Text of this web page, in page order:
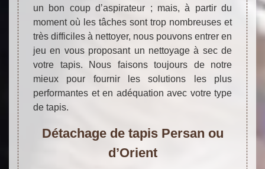
un bon coup d’aspirateur ; mais, à partir du
moment où les tâches sont trop nombreuses et
très difficiles à nettoyer, nous pouvons entrer en
jeu en vous proposant un nettoyage à sec de
votre tapis. Nous faisons toujours de notre
mieux pour fournir les solutions les plus
performantes et en adéquation avec votre type
de tapis.
Détachage de tapis Persan ou
d’Orient